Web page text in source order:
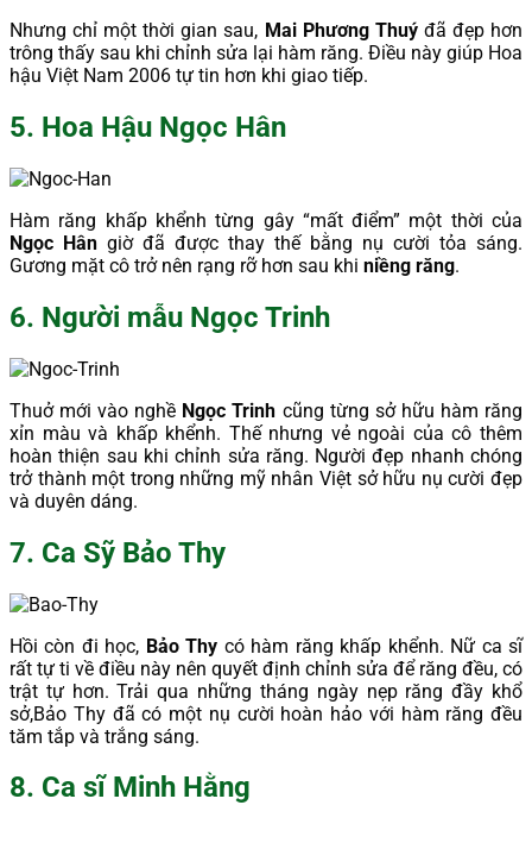
Nhưng chỉ một thời gian sau, Mai Phương Thuýđã đẹp hơn
trông thấy sau khi chỉnh sửa lại hàm răng. Điều này giúp Hoa
hậu Việt Nam 2006 tự tin hơn khi giao tiếp.
5. Hoa Hậu Ngọc Hân
Hàm răng khấp khểnh từng gây “mất điểm” một thời của
Ngọc Hân giờ đã được thay thế bằng nụ cười tỏa sáng.
Gương mặt cô trở nên rạng rỡ hơn sau khi niềng răng.
6. Người mẫu Ngọc Trinh
Thuở mới vào nghề Ngọc Trinh cũng từng sở hữu hàm răng
xỉn màu và khấp khểnh. Thế nhưng vẻ ngoài của cô thêm
hoàn thiện sau khi chỉnh sửa răng. Người đẹp nhanh chóng
trở thành một trong những mỹ nhân Việt sở hữu nụ cười đẹp
và duyên dáng.
7. Ca Sỹ Bảo Thy
Hồi còn đi học, Bảo Thy có hàm răng khấp khểnh. Nữ ca sĩ
rất tự ti về điều này nên quyết định chỉnh sửa để răng đều, có
trật tự hơn. Trải qua những tháng ngày nẹp răng đầy khổ
sở,Bảo Thy đã có một nụ cười hoàn hảo với hàm răng đều
tăm tắp và trắng sáng.
8. Ca sĩ Minh Hằng